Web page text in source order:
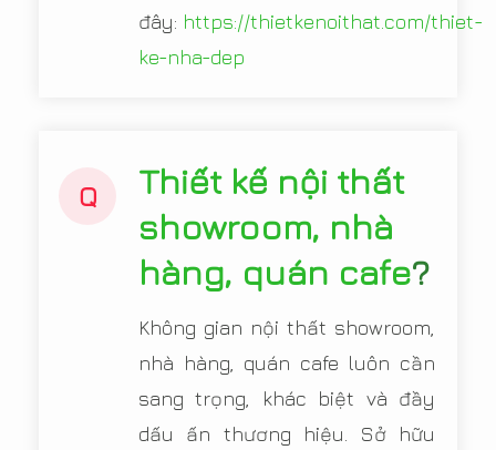
đây: https://thietkenoithat.com/thiet-
ke-nha-dep
Q
Thiết kế nội thất
showroom, nhà
hàng, quán cafe?
Không gian nội thất showroom,
nhà hàng, quán cafe luôn cần
sang trọng, khác biệt và đầy
dấu ấn thương hiệu. Sở hữu